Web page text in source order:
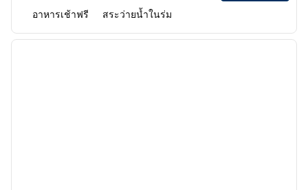
อาหารเช้าฟรี สระว่ายน้ำในร่ม
1 จาก 12
ภาพถั